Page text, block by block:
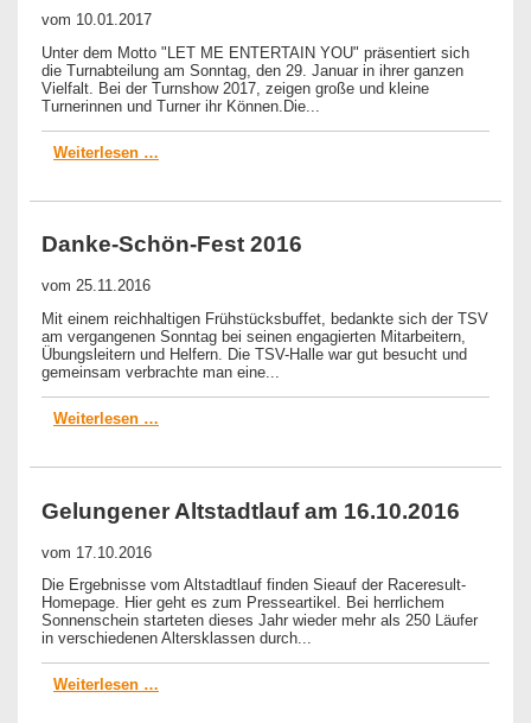
vom 10.01.2017
Unter dem Motto "LET ME ENTERTAIN YOU" präsentiert sich
die Turnabteilung am Sonntag, den 29. Januar in ihrer ganzen
Vielfalt. Bei der Turnshow 2017, zeigen große und kleine
Turnerinnen und Turner ihr Können.Die...
Weiterlesen …
Danke-Schön-Fest 2016
vom 25.11.2016
Mit einem reichhaltigen Frühstücksbuffet, bedankte sich der TSV
am vergangenen Sonntag bei seinen engagierten Mitarbeitern,
Übungsleitern und Helfern. Die TSV-Halle war gut besucht und
gemeinsam verbrachte man eine...
Weiterlesen …
Gelungener Altstadtlauf am 16.10.2016
vom 17.10.2016
Die Ergebnisse vom Altstadtlauf finden Sieauf der Raceresult-
Homepage. Hier geht es zum Presseartikel. Bei herrlichem
Sonnenschein starteten dieses Jahr wieder mehr als 250 Läufer
in verschiedenen Altersklassen durch...
Weiterlesen …